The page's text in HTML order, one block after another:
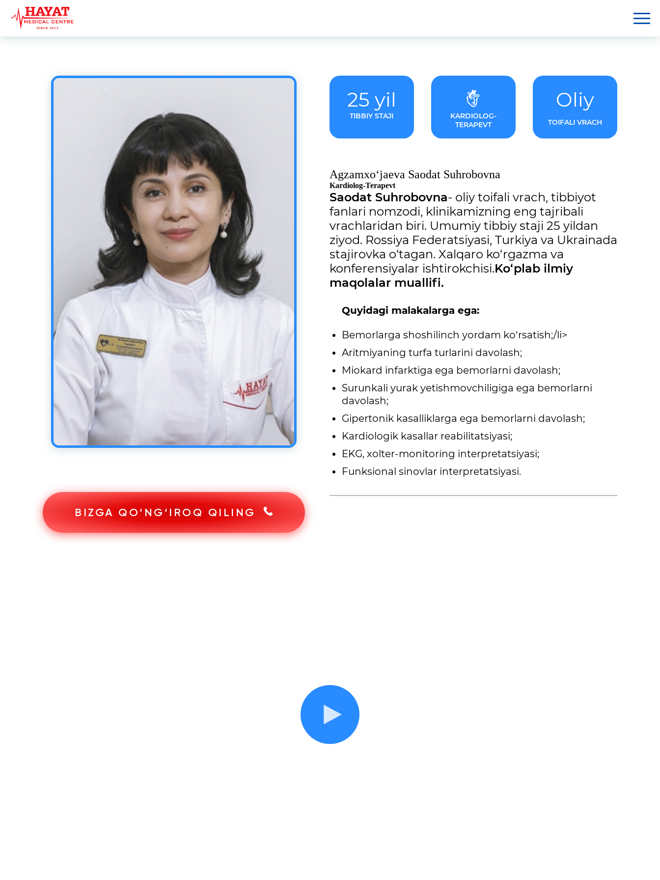
BIZGA QO‘NG‘IROQ QILING
25 yil
TIBBIY STAJI
KARDIOLOG-
TERAPEVT
Oliy
TOIFALI VRACH
Agzamxo‘jaeva Saodat Suhrobovna
Kardiolog-Terapevt
Saodat Suhrobovna- oliy toifali vrach, tibbiyot
fanlari nomzodi, klinikamizning eng tajribali
vrachlaridan biri. Umumiy tibbiy staji 25 yildan
ziyod. Rossiya Federatsiyasi, Turkiya va Ukrainada
stajirovka o‘tagan. Xalqaro ko‘rgazma va
konferensiyalar ishtirokchisi.Ko‘plab ilmiy
maqolalar muallifi.
Quyidagi malakalarga ega:
Bemorlarga shoshilinch yordam ko‘rsatish;/li>
Aritmiyaning turfa turlarini davolash;
Miokard infarktiga ega bemorlarni davolash;
Surunkali yurak yetishmovchiligiga ega bemorlarni
davolash;
Gipertonik kasalliklarga ega bemorlarni davolash;
Kardiologik kasallar reabilitatsiyasi;
EKG, xolter-monitoring interpretatsiyasi;
Funksional sinovlar interpretatsiyasi.